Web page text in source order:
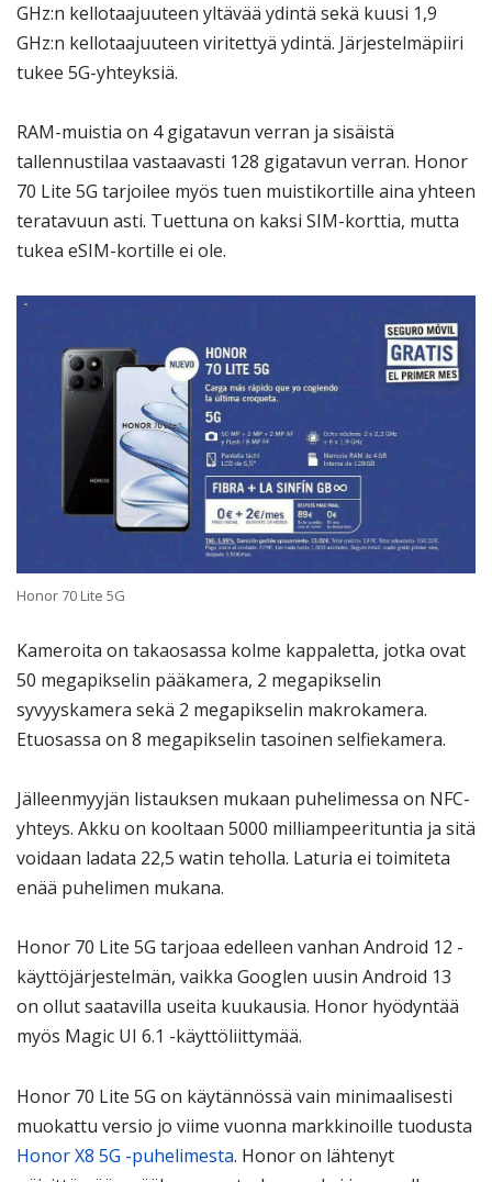
GHz:n kellotaajuuteen yltävää ydintä sekä kuusi 1,9
GHz:n kellotaajuuteen viritettyä ydintä. Järjestelmäpiiri
tukee 5G-yhteyksiä.
RAM-muistia on 4 gigatavun verran ja sisäistä
tallennustilaa vastaavasti 128 gigatavun verran. Honor
70 Lite 5G tarjoilee myös tuen muistikortille aina yhteen
teratavuun asti. Tuettuna on kaksi SIM-korttia, mutta
tukea eSIM-kortille ei ole.
Honor 70 Lite 5G
Kameroita on takaosassa kolme kappaletta, jotka ovat
50 megapikselin pääkamera, 2 megapikselin
syvyyskamera sekä 2 megapikselin makrokamera.
Etuosassa on 8 megapikselin tasoinen selfiekamera.
Jälleenmyyjän listauksen mukaan puhelimessa on NFC-
yhteys. Akku on kooltaan 5000 milliampeerituntia ja sitä
voidaan ladata 22,5 watin teholla. Laturia ei toimiteta
enää puhelimen mukana.
Honor 70 Lite 5G tarjoaa edelleen vanhan Android 12 -
käyttöjärjestelmän, vaikka Googlen uusin Android 13
on ollut saatavilla useita kuukausia. Honor hyödyntää
myös Magic UI 6.1 -käyttöliittymää.
Honor 70 Lite 5G on käytännössä vain minimaalisesti
muokattu versio jo viime vuonna markkinoille tuodusta
Honor X8 5G -puhelimesta. Honor on lähtenyt